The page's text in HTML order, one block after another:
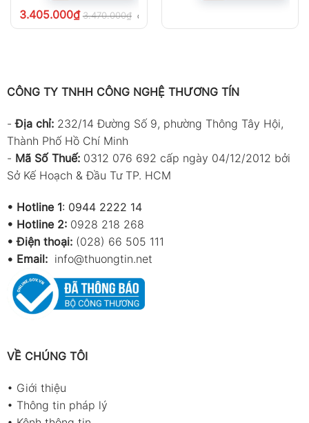
3.405.000₫ 3.470.000₫ chưa VAT 8%
CÔNG TY TNHH CÔNG NGHỆ THƯƠNG TÍN
-Địa chỉ: 232/14 Đường Số 9, phường Thông Tây Hội,
Thành Phố Hồ Chí Minh
- Mã Số Thuế: 0312 076 692 cấp ngày 04/12/2012 bởi
Sở Kế Hoạch & Đầu Tư TP. HCM
• Hotline 1: 0944 2222 14
• Hotline 2: 0928 218 268
• Điện thoại: (028) 66 505 111
• Email: info@thuongtin.net
VỀ CHÚNG TÔI
• Giới thiệu
• Thông tin pháp lý